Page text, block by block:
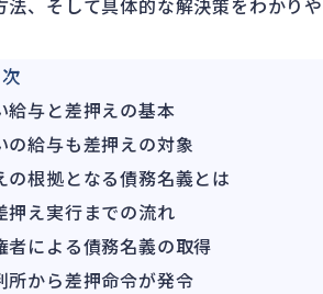
法、そして具体的な解決策をわかりや
給与と差押えの基本
の給与も差押えの対象
の根拠となる債務名義とは
押え実行までの流れ
による債務名義の取得
から差押命令が発令